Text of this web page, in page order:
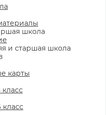
школа
и старшая школа
карты
класс